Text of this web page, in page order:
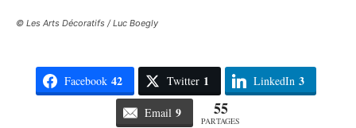
© Les Arts Décoratifs / Luc Boegly
Facebook 42 Twitter 1 LinkedIn 3
Email 9 55
PARTAGES